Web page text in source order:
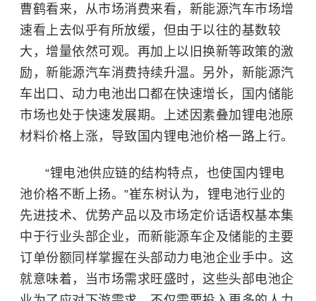
曹鹤看来，从市场消费来看，新能源汽车市场增
速看上去似乎有所放缓，但由于以往的基数较
大，增量依然可观。再加上以旧换新等政策的激
励，新能源汽车消费持续升温。另外，新能源汽
车出口、动力电池出口都在快速增长，国内储能
市场也处于快速发展期。上述因素叠加锂电池原
材料价格上涨，导致国内锂电池价格一路上行。
“锂电池供应链的结构特点，也使国内锂电
池价格不断上扬。”崔东树认为，锂电池行业的
先进技术、优势产品以及市场定价话语权基本集
中于行业头部企业，而新能源车企及储能的主要
订单份额同样掌握在头部动力电池企业手中。这
就意味着，当市场需求旺盛时，这些头部电池企